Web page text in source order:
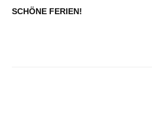
SCHÖNE FERIEN!